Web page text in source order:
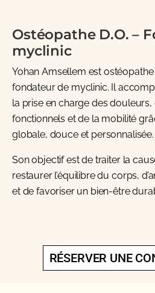
Ostéopathe D.O. –
myclinic
Yohan Amsellem est ostéopathe
fondateur de myclinic. Il
la prise en charge des
fonctionnels et de la mobilité
globale, douce et personnalisée.
Son objectif est de traiter la
restaurer l’équilibre du corps,
et de favoriser un bien-être
RÉSERVER UNE